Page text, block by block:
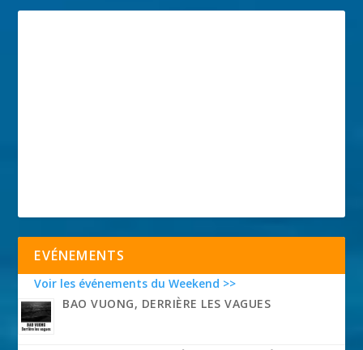
EVÉNEMENTS
Voir les événements du Weekend >>
BAO VUONG, DERRIÈRE LES VAGUES